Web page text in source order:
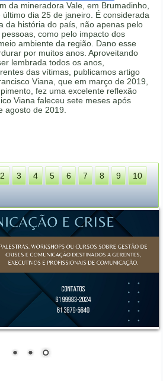
da mineradora Vale, em Brumadinho,
dia 25 de janeiro. É considerada
da história do país, não apenas pelo
como pelo impacto dos
ambiente da região. Dano esse
por muitos anos. Aproveitando
lembrada todos os anos,
das vítimas, publicamos artigo
Viana, que em março de 2019,
fez uma excelente reflexão
Viana faleceu sete meses após
agosto de 2019.
2 3 4 5 6 7 8 9
10